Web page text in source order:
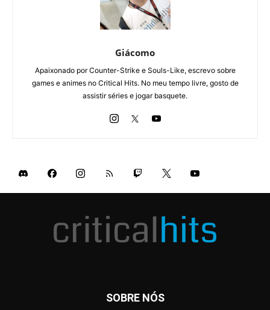
Giácomo
Apaixonado por Counter-Strike e Souls-Like, escrevo sobre
games e animes no Critical Hits. No meu tempo livre, gosto de
assistir séries e jogar basquete.
SOBRE NÓS